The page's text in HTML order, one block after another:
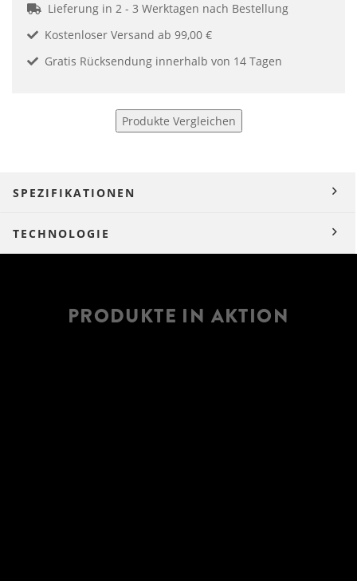
Lieferung in 2 - 3 Werktagen nach Bestellung
Kostenloser Versand ab 99,00 €
Gratis Rücksendung innerhalb von 14 Tagen
Produkte Vergleichen
SPEZIFIKATIONEN
TECHNOLOGIE
PRODUKTE IN AKTION